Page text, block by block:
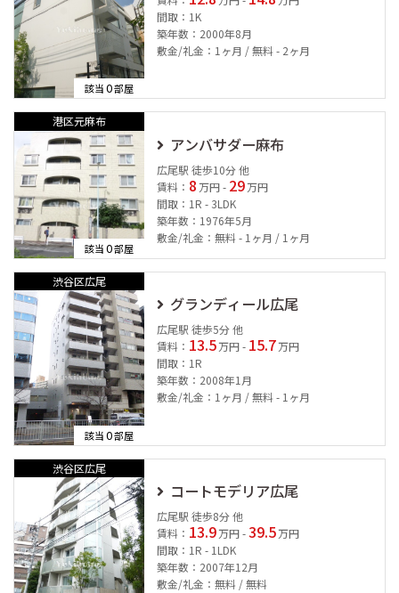
該当0部屋
間取：1K
築年数：2000年8月
敷金/礼金：1ヶ月 / 無料 - 2ヶ月
港区元麻布
該当0部屋
アンバサダー麻布
広尾駅 徒歩10分 他
賃料： 8 万円 - 29 万円
間取：1R - 3LDK
築年数：1976年5月
敷金/礼金：無料 - 1ヶ月 / 1ヶ月
渋谷区広尾
該当0部屋
グランディール広尾
広尾駅 徒歩5分 他
賃料： 13.5 万円 - 15.7 万円
間取：1R
築年数：2008年1月
敷金/礼金：1ヶ月 / 無料 - 1ヶ月
渋谷区広尾
コートモデリア広尾
広尾駅 徒歩8分 他
賃料： 13.9 万円 -39.5 万円
間取：1R - 1LDK
築年数：2007年12月
敷金/礼金：無料 / 無料